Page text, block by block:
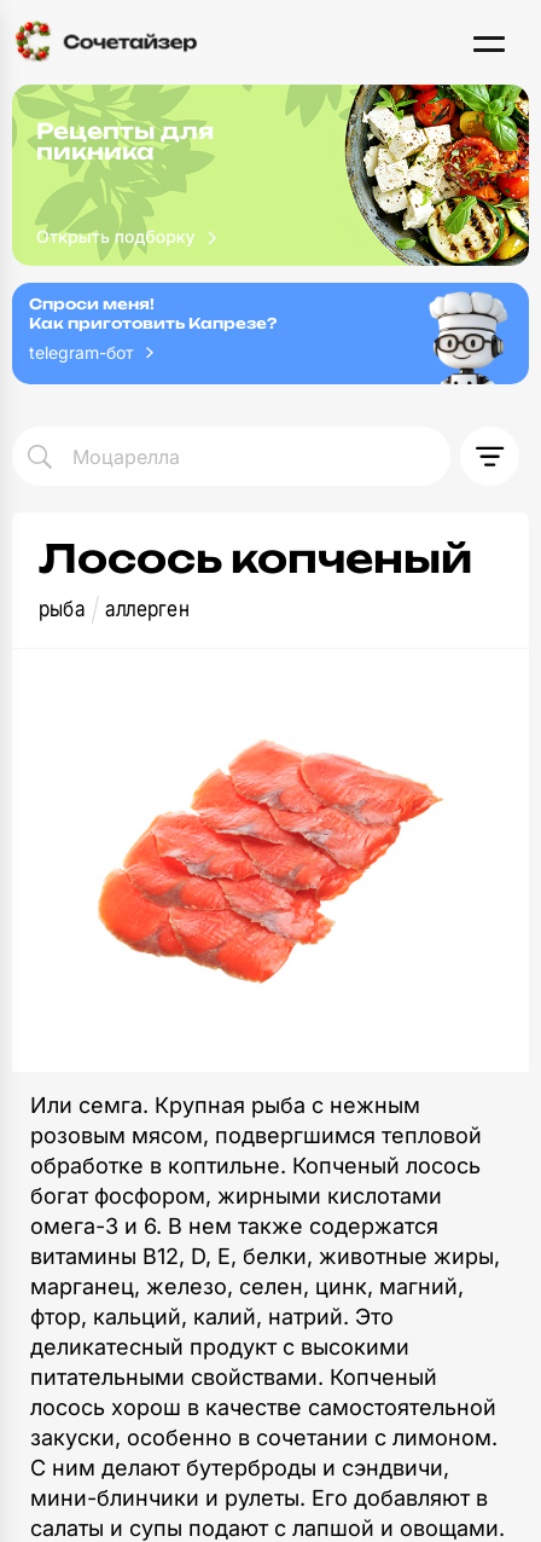
Рецепты для
пикника
Спроси меня!
Как приготовить Капрезе?
telegram-бот
Лосось копченый
рыба аллерген
Или семга. Крупная рыба с нежным
розовым мясом, подвергшимся тепловой
обработке в коптильне. Копченый лосось
богат фосфором, жирными кислотами
омега-3 и 6. В нем также содержатся
витамины В12, D, Е, белки, животные жиры,
марганец, железо, селен, цинк, магний,
фтор, кальций, калий, натрий. Это
деликатесный продукт с высокими
питательными свойствами. Копченый
лосось хорош в качестве самостоятельной
закуски, особенно в сочетании с лимоном.
С ним делают бутерброды и сэндвичи,
мини-блинчики и рулеты. Его добавляют в
салаты и супы подают с лапшой и овощами.